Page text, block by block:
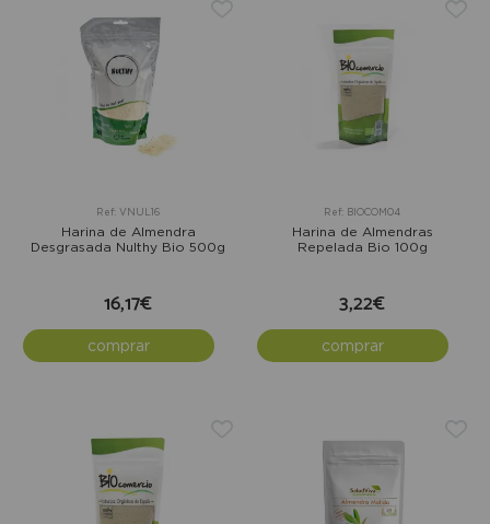
Ref: VNUL16
Harina de Almendra
Desgrasada Nulthy Bio 500g
16,17€
comprar
Ref: BIOCOM04
Harina de Almendras
Repelada Bio 100g
3,22€
comprar